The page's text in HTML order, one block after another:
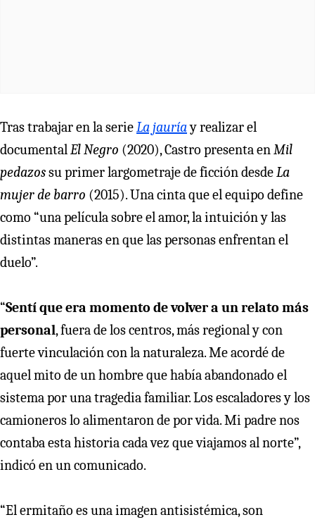
Tras trabajar en la serieLa jauríay realizar el
documentalEl Negro (2020), Castro presenta enMil
pedazossu primer largometraje de ficción desdeLa
mujer de barro (2015). Una cinta que el equipo define
como “una película sobre el amor, la intuición y las
distintas maneras en que las personas enfrentan el
duelo”.
“Sentí que era momento de volver a un relato más
personal, fuera de los centros, más regional y con
fuerte vinculación con la naturaleza. Me acordé de
aquel mito de un hombre que había abandonado el
sistema por una tragedia familiar. Los escaladores y los
camioneros lo alimentaron de por vida. Mi padre nos
contaba esta historia cada vez que viajamos al norte”,
indicó en un comunicado.
“El ermitaño es una imagen antisistémica, son